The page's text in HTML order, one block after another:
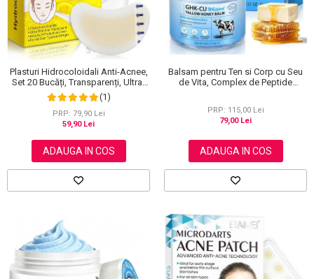
Scrub / Balsam de buze
Netestate pe Animale
Plasturi Hidrocoloidali Anti-Acnee,
Set 20 Bucăți, Transparenți, Ultra-
subțiri, Formulă Premium
(1)
PRP: 79,90 Lei
59,90 Lei
ADAUGA IN COS
Balsam pentru Ten si Corp cu Seu
de Vita, Complex de Peptide
PRP: 115,00 Lei
79,00 Lei
ADAUGA IN COS